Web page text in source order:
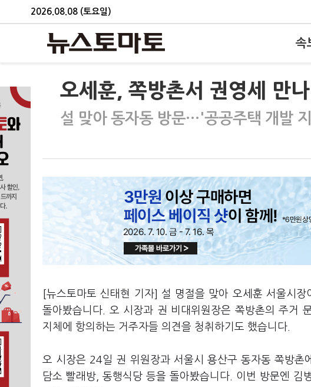
2026.08.08 (토요일)
속
오세훈, 쪽방촌서 권영세 만
설 맞아 동자동 방문…'공공주택 개발
[뉴스토마토 신태현 기자] 설 명절을 맞아 오세훈 서울시
돌아봤습니다. 오 시장과 권 비대위원장은 쪽방촌의 주거
지체에 항의하는 거주자들 의견을 청취하기도 했습니다.
오 시장은 24일 권 위원장과 서울시 용산구 동자동 쪽방
담소 빨래방, 동행식당 등을 돌아봤습니다. 이번 방문엔 김